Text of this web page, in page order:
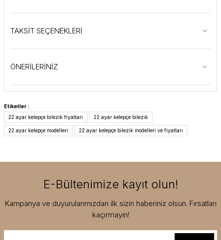
TAKSİT SEÇENEKLERİ
ÖNERİLERİNİZ
Etiketler :
22 ayar kelepçe bilezik fiyatları
22 ayar kelepçe bilezik
22 ayar kelepçe modelleri 22 ayar kelepçe bilezik modelleri ve fiyatları
E-Bültenimize kayıt olun!
Kampanya ve duyurularımızdan ilk sizin haberiniz olsun. Fırsatları
kaçırmayın!